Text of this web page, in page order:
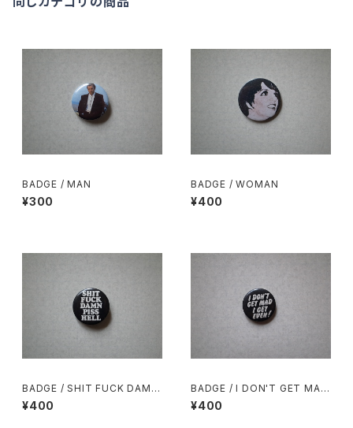
BADGE / MAN
¥300
BADGE / WOMAN
¥400
BADGE / SHIT FUCK DAMN
PISS HELL
¥400
BADGE / I DON'T GET MAD
I GET EVEN!
¥400